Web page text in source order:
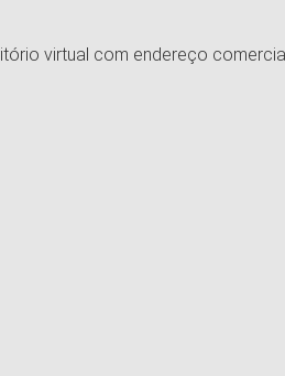
virtual com endereço